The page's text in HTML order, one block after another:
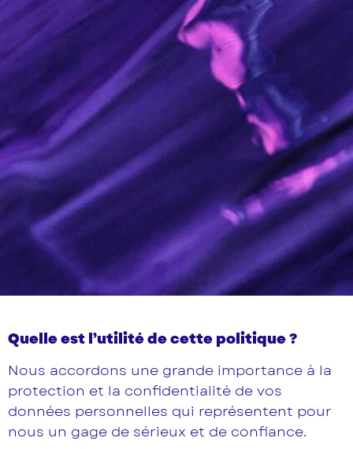
Quelle est l’utilité de cette politique ?
Nous accordons une grande importance à la
protection et la confidentialité de vos
données personnelles qui représentent pour
nous un gage de sérieux et de confiance.